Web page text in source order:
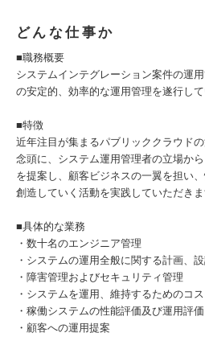
どんな仕事か
■職務概要
システムインテグレーション案件の運
の安定的、効率的な運用管理を遂行して
■特徴
近年注目が集まるパブリッククラウド
念頭に、システム運用管理者の立場か
を提案し、顧客ビジネスの一翼を担い
創造していく活動を実践していただきま
■具体的な業務
・数十名のエンジニア管理
・システムの運用全般に関する計画、
・障害管理およびセキュリティ管理
・システムを運用、維持するためのコ
・稼働システムの性能評価及び運用評価
・顧客への運用提案